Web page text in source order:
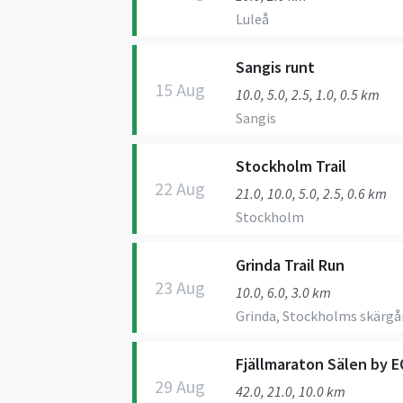
Luleå
15 Aug
Sangis runt
10.0, 5.0, 2.5, 1.0, 0.5 km
Sangis
22 Aug
Stockholm Trail
21.0, 10.0, 5.0, 2.5, 0.6 km
Stockholm
23 Aug
Grinda Trail Run
10.0, 6.0, 3.0 km
Grinda, Stockholms
29 Aug
Fjällmaraton Sälen by
42.0, 21.0, 10.0 km